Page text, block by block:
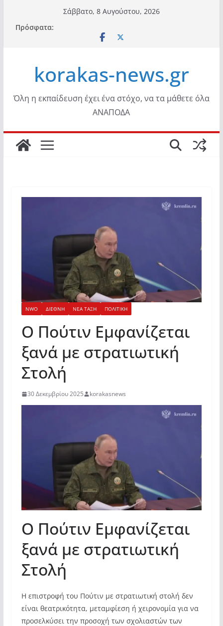
περιεχόμενο
Σάββατο, 8 Αυγούστου, 2026
Πρόσφατα:
korakas-news.gr
Όλη η εκπαίδευση έχει ένα στόχο, να τα μάθετε όλα
ΑΝΑΠΟΔΑ
NWO ΔΙΕΘΝΗ ΝΕΑ ΤΑΞΗ ΠΟΛΙΤΙΚΗ
Ο Πούτιν Εμφανίζεται
ξανά με στρατιωτική
Στολή
30 Δεκεμβρίου 2025 korakasnews
Ο Πούτιν Εμφανίζεται
ξανά με στρατιωτική
Στολή
Η επιστροφή του Πούτιν με στρατιωτική στολή δεν
είναι θεατρικότητα, μεταμφίεση ή χειρονομία για να
προσελκύσει την προσοχή των σχολιαστών των